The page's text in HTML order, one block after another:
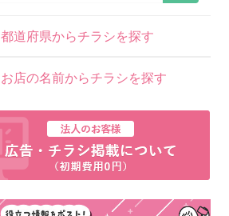
都道府県からチラシを探す
お店の名前からチラシを探す